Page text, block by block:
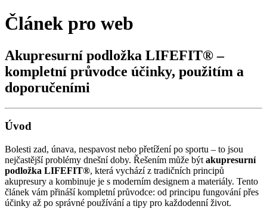
Článek pro web
Akupresurní podložka LIFEFIT® –
kompletní průvodce účinky, použitím a
doporučeními
Úvod
Bolesti zad, únava, nespavost nebo přetížení po sportu – to jsou
nejčastější problémy dnešní doby. Řešením může být akupresurní
podložka LIFEFIT®, která vychází z tradičních principů
akupresury a kombinuje je s moderním designem a materiály. Tento
článek vám přináší kompletní průvodce: od principu fungování přes
účinky až po správné používání a tipy pro každodenní život.